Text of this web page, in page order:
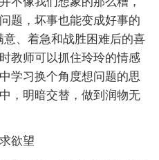
题，坏事也能变成好事的
、着急和战胜困难后的喜
教师可以抓住玲玲的情感
学习换个角度想问题的思
，明暗交替，做到润物无
欲望